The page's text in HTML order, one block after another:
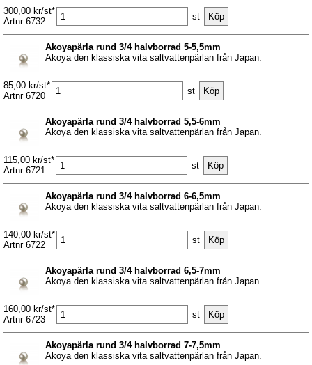
300,00 kr/st*
Artnr 6732
st
Akoyapärla rund 3/4 halvborrad 5-5,5mm
Akoya den klassiska vita saltvattenpärlan från Japan.
85,00 kr/st*
Artnr 6720
st
Akoyapärla rund 3/4 halvborrad 5,5-6mm
Akoya den klassiska vita saltvattenpärlan från Japan.
115,00 kr/st*
Artnr 6721
st
Akoyapärla rund 3/4 halvborrad 6-6,5mm
Akoya den klassiska vita saltvattenpärlan från Japan.
140,00 kr/st*
Artnr 6722
st
Akoyapärla rund 3/4 halvborrad 6,5-7mm
Akoya den klassiska vita saltvattenpärlan från Japan.
160,00 kr/st*
Artnr 6723
st
Akoyapärla rund 3/4 halvborrad 7-7,5mm
Akoya den klassiska vita saltvattenpärlan från Japan.